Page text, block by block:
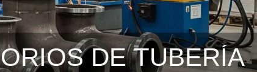
DE TUBERÍA